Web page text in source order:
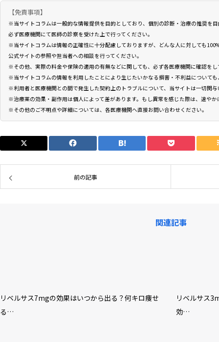
【免責事項】
※当サイトコラムは一般的な情報提供を目的としており、個別の診断・治療の推奨を
必ず医療機関にて医師の診察を受けた上で行ってください。
※当サイトコラムは情報の正確性に十分配慮しておりますが、どんな人に対しても
公式サイトの参照や担当者への相談を行ってください。
※その他、実際の料金や保険の適用の有無などに関しても、必ず各医療機関に確認を
※当サイトコラムの情報を利用したことにより生じたいかなる損害・不利益について
※利用者と医療機関との間で発生した契約上のトラブルについて、当サイトは一切関
※治療薬の効果・副作用は個人によって差があります。もし異常を感じた際は、速や
※その他のご不明点や詳細については、各医療機関へ直接お問い合わせください。
前の記事
関連記事
リベルサス7mgの効果はいつから出る？何キロ痩せ
る…
リベルサス
効…